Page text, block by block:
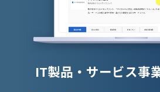
IT製品・サービス事